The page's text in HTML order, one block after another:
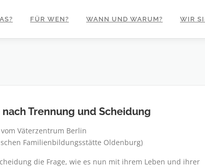
FÜR WEN? WANN UND WARUM? WIR
Trennung und Scheidung
Väterzentrum Berlin
Familienbildungsstätte Oldenburg)
die Frage, wie es nun mit ihrem Leben und ihrer